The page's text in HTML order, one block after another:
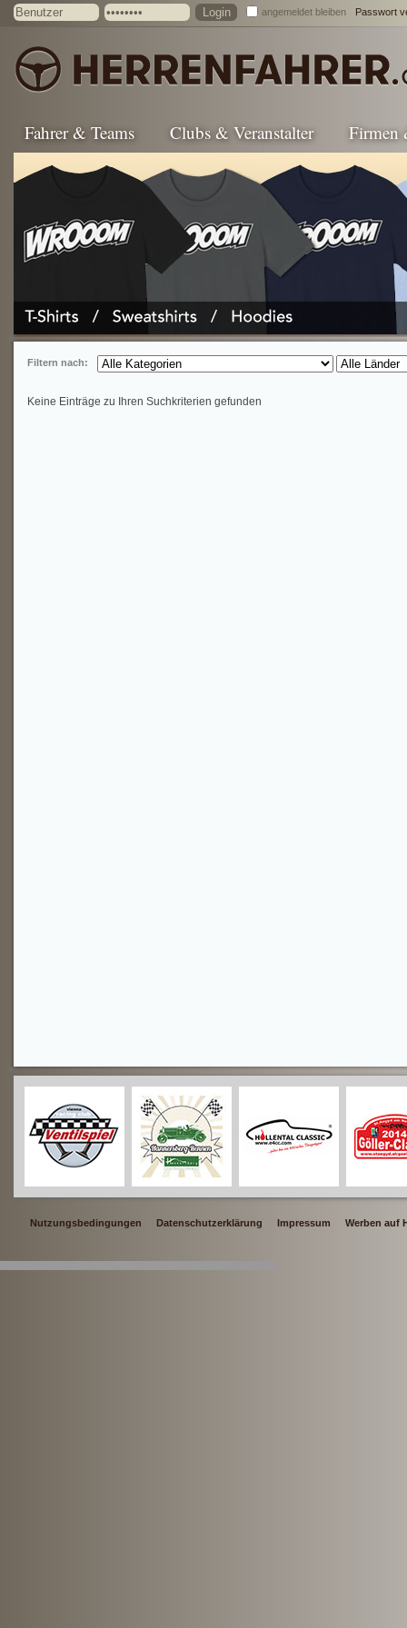
angemeldet bleiben Passwort
Fahrer & Teams Clubs & Veranstalter Firmen
Filtern nach:
Keine Einträge zu Ihren Suchkriterien gefunden
Nutzungsbedingungen Datenschutzerklärung Impressum Werben auf